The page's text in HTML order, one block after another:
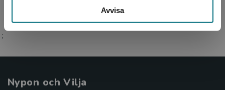
Avvisa
;
Nypon och Vilja